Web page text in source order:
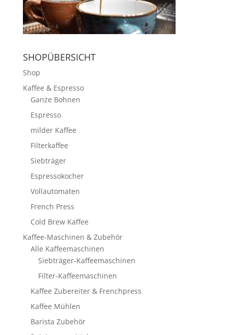
SHOPÜBERSICHT
Shop
Kaffee & Espresso
Ganze Bohnen
Espresso
milder Kaffee
Filterkaffee
Siebträger
Espressokocher
Vollautomaten
French Press
Cold Brew Kaffee
Kaffee-Maschinen & Zubehör
Alle Kaffeemaschinen
Siebträger-Kaffeemaschinen
Filter-Kaffeemaschinen
Kaffee Zubereiter & Frenchpress
Kaffee Mühlen
Barista Zubehör